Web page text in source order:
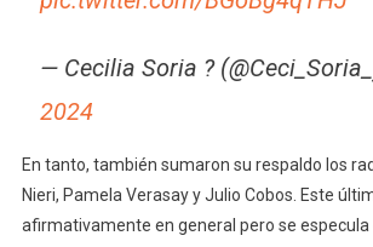
— Cecilia Soria ?
2024
En tanto, también sumaron su respaldo los
Nieri, Pamela Verasay y Julio Cobos. Este
afirmativamente en general pero se especula